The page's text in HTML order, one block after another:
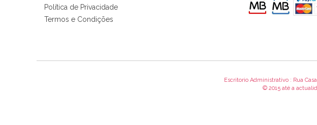
Tudo chegou em condições, pois os produtos vieram muito bem acondicionados.
padrão e cores muito bonitas e a execução está perfeitíssima. Futuramente
Política de Privacidade
Termos e Condições
Escritorio Administrativo : Rua
© 2015 até a